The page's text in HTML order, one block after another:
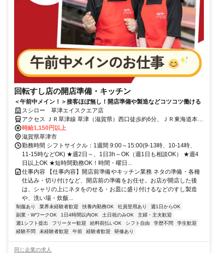
回転すし店の開店準備・キッチン
＜午前中メイン！＞接客ほぼ無し！開店準備や製造などコツコツ働ける
スシロー 草津エイスクエア店
アクセス ＪＲ草津線 草津（滋賀県）西口徒歩約6分、ＪＲ東海道本線
草津（滋賀県）西口徒歩約6分、ＪＲ東海道本線 栗東西口徒歩約32分
時給1,150円以上
滋賀県草津市
勤務時間 シフトサイクル：1週間 9:00～15:00(9-13時、10-14時、
11-15時などOK) ★週2日～、1日3h～OK（週1日も相談OK） ★週4
日以上OK ★短時間勤務OK！時間・曜日...
仕事内容 【仕事内容】開店前準備やキッチン業務 ネタの準備・各種
仕込み・切り付けなど、開店前の準備をお任せ。お店が開店した後
は、シャリの上にネタをのせる・お皿に盛り付けるなどのすし製造
や、洗い場・炊飯...
制服あり 業界未経験者歓迎 扶養内勤務OK 社員登用あり
週1日からOK
副業・WワークOK
1日4時間以内OK 土日祝のみOK
主婦・主夫歓迎
週1シフト提出
フリーター歓迎 給料前払いOK シフト自由 学歴不問
学生歓迎
経験不問
未経験者歓迎 午前 経験者歓迎 研修あり
同じ企業の求人